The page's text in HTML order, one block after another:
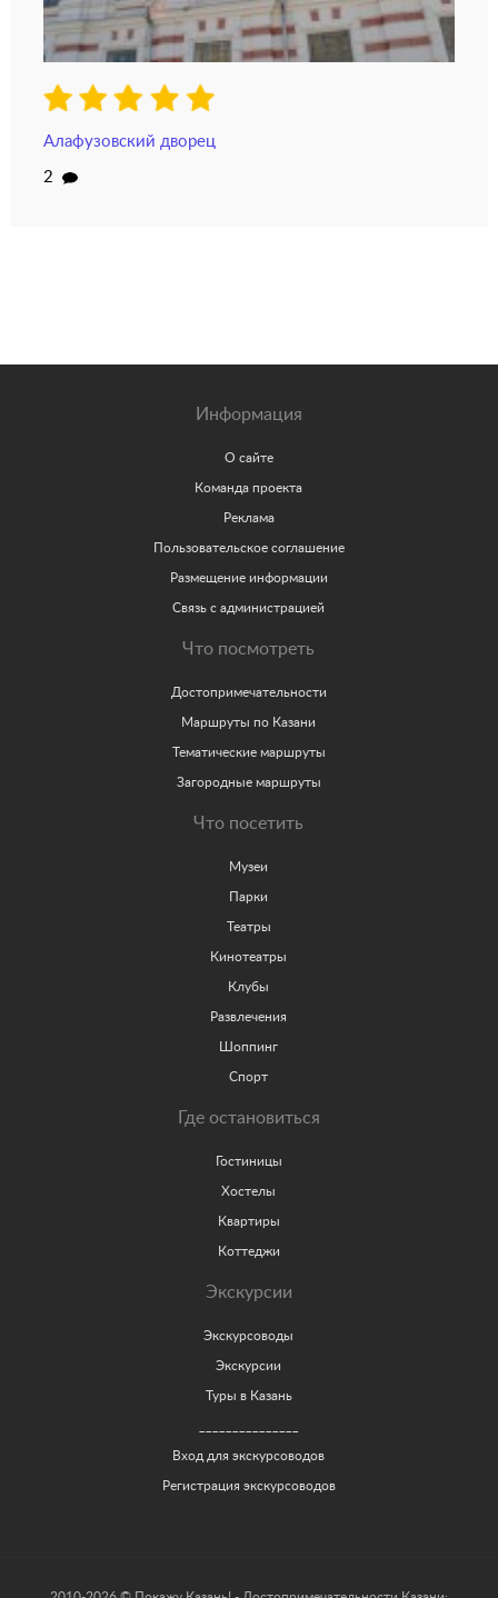
Алафузовский дворец
2
Информация
О сайте
Команда проекта
Реклама
Пользовательское соглашение
Размещение информации
Связь с администрацией
Что посмотреть
Достопримечательности
Маршруты по Казани
Тематические маршруты
Загородные маршруты
Что посетить
Музеи
Парки
Театры
Кинотеатры
Клубы
Развлечения
Шоппинг
Спорт
Где остановиться
Гостиницы
Хостелы
Квартиры
Коттеджи
Экскурсии
Экскурсоводы
Экскурсии
Туры в Казань
Вход для экскурсоводов
Регистрация экскурсоводов